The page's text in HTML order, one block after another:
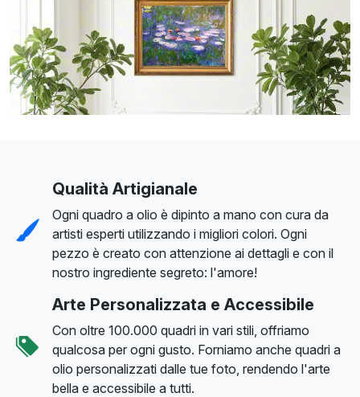
Qualità Artigianale
Ogni quadro a olio è dipinto a mano con cura da
artisti esperti utilizzando i migliori colori. Ogni
pezzo è creato con attenzione ai dettagli e con il
nostro ingrediente segreto: l'amore!
Arte Personalizzata e Accessibile
Con oltre 100.000 quadri in vari stili, offriamo
qualcosa per ogni gusto. Forniamo anche quadri a
olio personalizzati dalle tue foto, rendendo l'arte
bella e accessibile a tutti.